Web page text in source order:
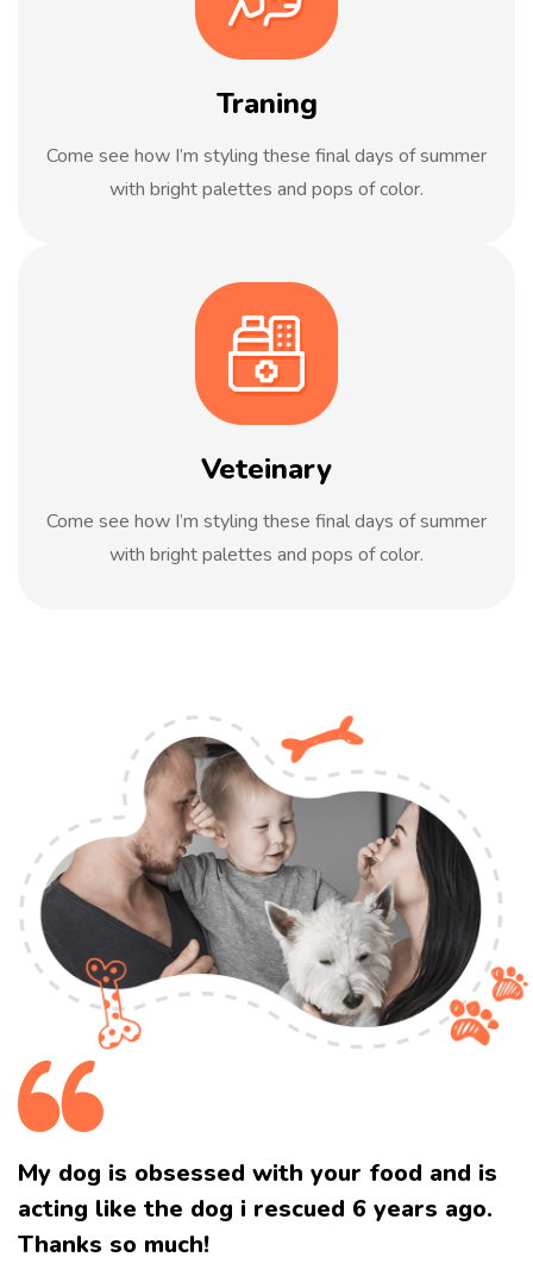
Traning
Come see how I’m styling these final days of summer
with bright palettes and pops of color.
Veteinary
Come see how I’m styling these final days of summer
with bright palettes and pops of color.
My dog is obsessed with your food and is
acting like the dog i rescued 6 years ago.
Thanks so much!